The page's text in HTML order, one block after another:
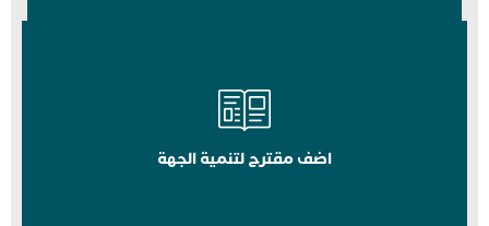
اضف مقترح لتنمية الجهة